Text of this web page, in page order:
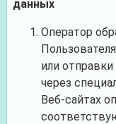
данных
Оператор
или
через
Веб-сайтах